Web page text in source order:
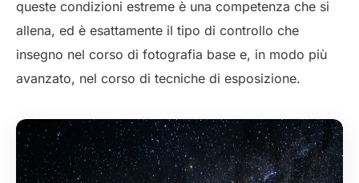
queste condizioni estreme è una competenza che si
allena, ed è esattamente il tipo di controllo che
insegno nel corso di fotografia base e, in modo più
avanzato, nel corso di tecniche di esposizione.